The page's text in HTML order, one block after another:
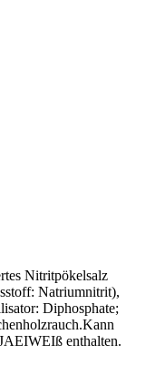
Nitritpökelsalz
Natriumnitrit),
Diphosphate;
enthalten.